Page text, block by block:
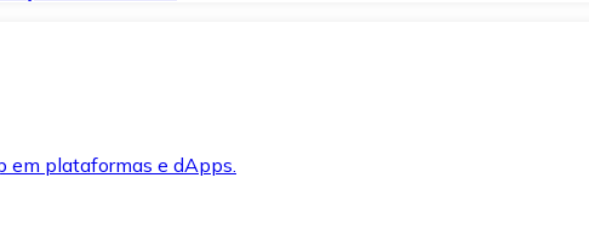
em plataformas e dApps.